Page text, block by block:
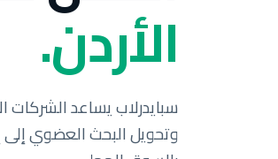
الأردن.
سبايدرلاب يساعد الشركات
وتحويل البحث العضوي إلى